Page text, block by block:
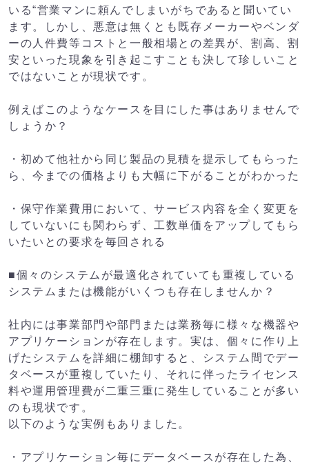
いる“営業マンに頼んでしまいがちであると聞いてい
ます。しかし、悪意は無くとも既存メーカーやベンダ
ーの人件費等コストと一般相場との差異が、割高、割
安といった現象を引き起こすことも決して珍しいこと
ではないことが現状です。
例えばこのようなケースを目にした事はありませんで
しょうか？
・初めて他社から同じ製品の見積を提示してもらった
ら、今までの価格よりも大幅に下がることがわかった
・保守作業費用において、サービス内容を全く変更を
していないにも関わらず、工数単価をアップしてもら
いたいとの要求を毎回される
■個々のシステムが最適化されていても重複している
システムまたは機能がいくつも存在しませんか？
社内には事業部門や部門または業務毎に様々な機器や
アプリケーションが存在します。実は、個々に作り上
げたシステムを詳細に棚卸すると、システム間でデー
タベースが重複していたり、それに伴ったライセンス
料や運用管理費が二重三重に発生していることが多い
のも現状です。
以下のような実例もありました。
・アプリケーション毎にデータベースが存在した為、